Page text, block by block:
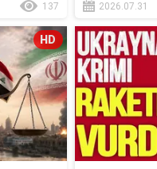
137
2026.07.31
HD